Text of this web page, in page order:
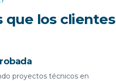
que los clientes
proyectos técnicos en